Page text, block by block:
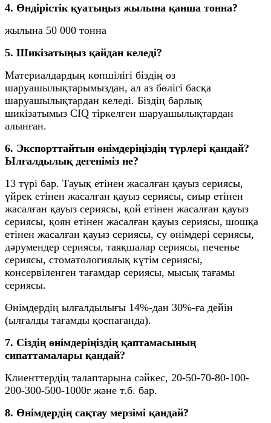
4. Өндірістік қуатыңыз жылына қанша тонна?
жылына 50 000 тонна
5. Шикізатыңыз қайдан келеді?
Материалдардың көпшілігі біздің өз
шаруашылықтарымыздан, ал аз бөлігі басқа
шаруашылықтардан келеді. Біздің барлық
шикізатымыз CIQ тіркелген шаруашылықтардан
алынған.
6. Экспорттайтын өнімдеріңіздің түрлері қандай?
Ылғалдылық дегеніміз не?
13 түрі бар. Тауық етінен жасалған қауыз сериясы,
үйрек етінен жасалған қауыз сериясы, сиыр етінен
жасалған қауыз сериясы, қой етінен жасалған қауыз
сериясы, қоян етінен жасалған қауыз сериясы, шошқа
етінен жасалған қауыз сериясы, су өнімдері сериясы,
дәрумендер сериясы, таяқшалар сериясы, печенье
сериясы, стоматологиялық күтім сериясы,
консервіленген тағамдар сериясы, мысық тағамы
сериясы.
Өнімдердің ылғалдылығы 14%-дан 30%-ға дейін
(ылғалды тағамды қоспағанда).
7. Сіздің өнімдеріңіздің қаптамасының
сипаттамалары қандай?
Клиенттердің талаптарына сәйкес, 20-50-70-80-100-
200-300-500-1000г және т.б. бар.
8. Өнімдердің сақтау мерзімі қандай?